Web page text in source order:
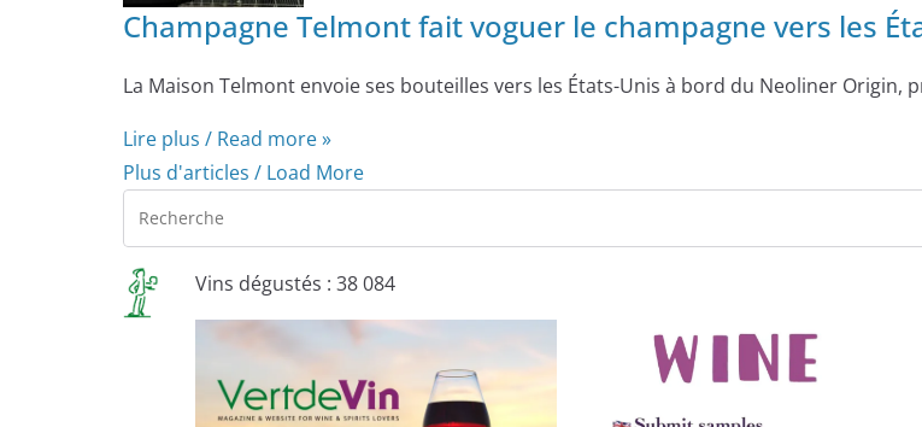
Champagne Telmont fait voguer le champagne vers les
La Maison Telmont envoie ses bouteilles vers les États-Unis à bord du Neoliner Origin,
Lire plus / Read more »
Plus d'articles / Load More
Vins dégustés : 38 084